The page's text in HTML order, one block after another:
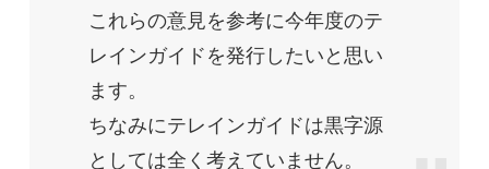
これらの意見を参考に今年度のテ
レインガイドを発行したいと思い
ます。
ちなみにテレインガイドは黒字源
としては全く考えていません。